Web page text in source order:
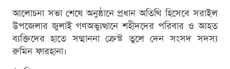
আলোচনা সভা শেষে অনুষ্ঠানে প্রধান অতিথি হিসেবে সরাইল
উপজেলার জুলাই গণঅভ্যুত্থানে শহীদদের পরিবার ও আহত
ব্যক্তিদের হাতে সম্মাননা ক্রেস্ট তুলে দেন সংসদ সদস্য
রুমিন ফারহানা।